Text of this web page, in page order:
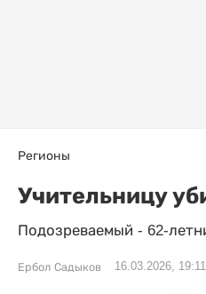
Регионы
Учительницу
Подозреваемый - 62-
Ербол Садыков 16.03.2026, 19:11